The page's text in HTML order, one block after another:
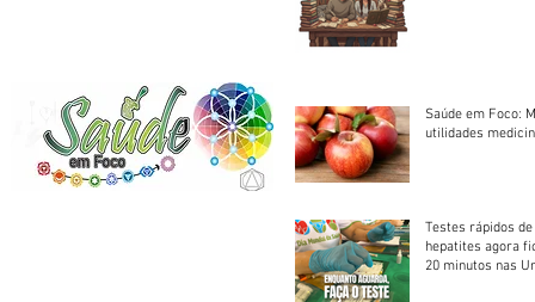
Saúde em Foco:
utilidades
Testes rápidos
hepatites agora
20 minutos nas